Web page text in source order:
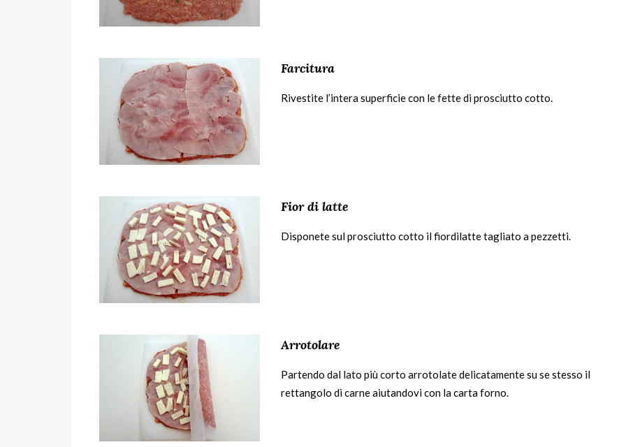
Farcitura
Rivestite l’intera superficie con le fette di prosciutto cotto.
Fior di latte
Disponete sul prosciutto cotto il fiordilatte tagliato a pezzetti.
Arrotolare
Partendo dal lato più corto arrotolate delicatamente su se stesso il
rettangolo di carne aiutandovi con la carta forno.